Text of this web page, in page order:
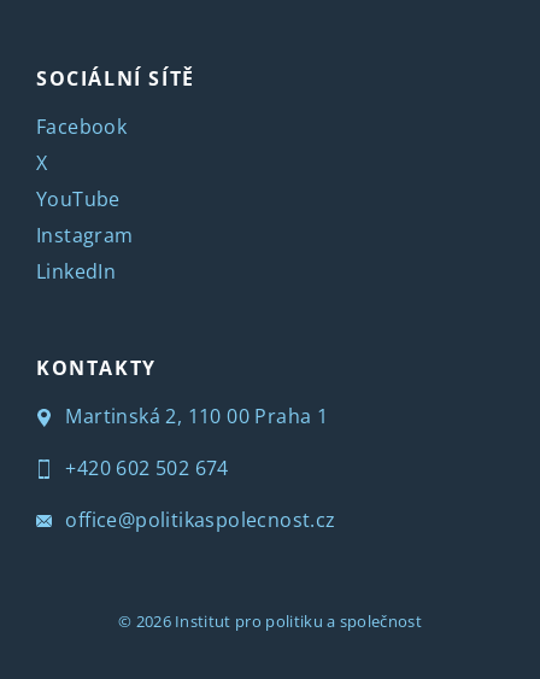
SOCIÁLNÍ SÍTĚ
Facebook
X
YouTube
Instagram
LinkedIn
KONTAKTY
Martinská 2, 110 00 Praha 1
+420 602 502 674
office@politikaspolecnost.cz
© 2026 Institut pro politiku a společnost